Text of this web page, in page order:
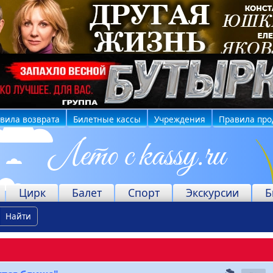
возврата Билетные кассы Учреждения
Правила
Цирк Балет Спорт Экскурсии
Найти